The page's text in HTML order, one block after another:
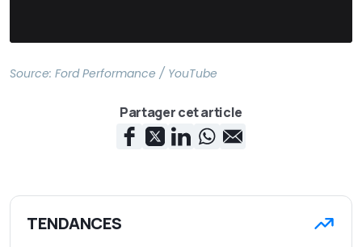
Source: Ford Performance / YouTube
Partager cet article
TENDANCES